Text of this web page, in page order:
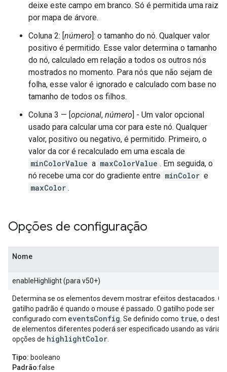
deixe este campo em branco. Só é permitida uma raiz
por mapa de árvore.
Coluna 2: [número]: o tamanho do nó. Qualquer valor
positivo é permitido. Esse valor determina o tamanho
do nó, calculado em relação a todos os outros nós
mostrados no momento. Para nós que não sejam de
folha, esse valor é ignorado e calculado com base no
tamanho de todos os filhos.
Coluna 3 — [opcional, número] - Um valor opcional
usado para calcular uma cor para este nó. Qualquer
valor, positivo ou negativo, é permitido. Primeiro, o
valor da cor é recalculado em uma escala de
minColorValue a maxColorValue . Em seguida, o
nó recebe uma cor do gradiente entre minColor e
maxColor .
Opções de configuração
Nome
enableHighlight (para v50+)
Determina se os elementos devem mostrar efeitos destacados. O
gatilho padrão é quando o mouse é passado. O gatilho pode ser
configurado com eventsConfig . Se definido como true, o
de elementos diferentes poderá ser especificado usando as várias
opções de highlightColor
Tipo: booleano
Padrão:false